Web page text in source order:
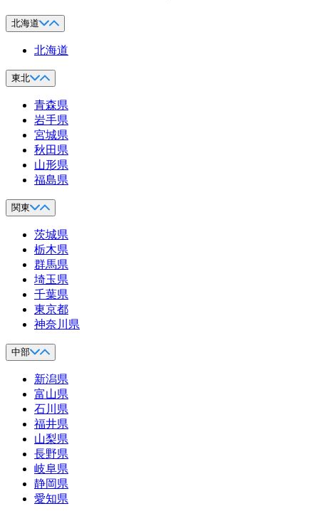
北海道
北海道
東北
青森県
岩手県
宮城県
秋田県
山形県
福島県
関東
茨城県
栃木県
群馬県
埼玉県
千葉県
東京都
神奈川県
中部
新潟県
富山県
石川県
福井県
山梨県
長野県
岐阜県
静岡県
愛知県